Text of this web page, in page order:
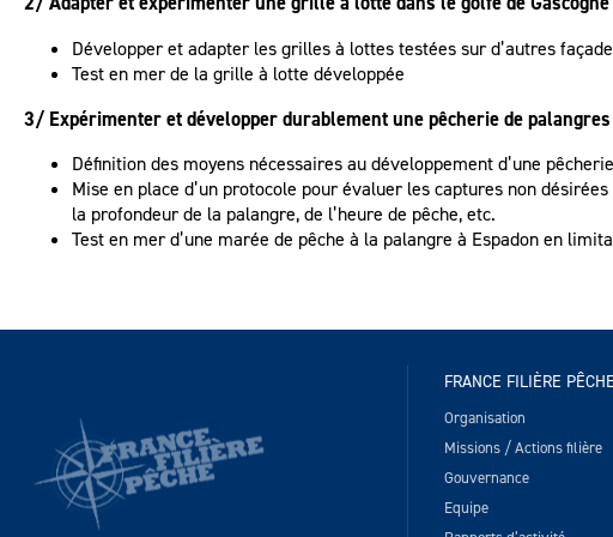
Développer et adapter les grilles à lottes testées sur d’autres
Test en mer de la grille à lotte développée
3/ Expérimenter et développer durablement une pêcherie de palangres
Définition des moyens nécessaires au développement d’une
Mise en place d’un protocole pour évaluer les captures non
la profondeur de la palangre, de l’heure de pêche, etc.
Test en mer d’une marée de pêche à la palangre à Espadon en
FRANCE FILIÈRE PÊCHE
Organisation
Missions / Actions filière
Gouvernance
Equipe